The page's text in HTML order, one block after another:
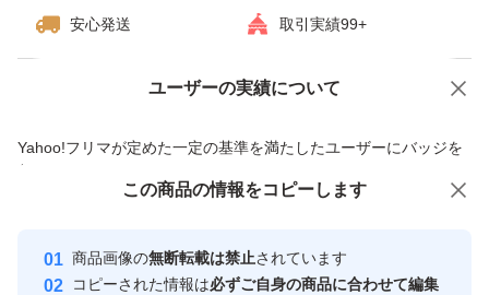
替刃ケース2つをまるっと緩衝材で包み
→PE袋にて密閉し
→硬めの袋に入れ発送致します
※替刃ケースの裏側、最初から空いている状態です
これらも全て新品でお包みします
安心発送 取引実績99+
ユーザーの実績について
Yahoo!フリマが定めた一定の基準を満たしたユーザーにバッジを
付与しています
安心取引出品者
心・安全なユーザーです
価格の相談 商品への質問
この商品の情報をコピーします
商品画像の無断転載は禁止されています
コピーされた情報は必ずご自身の商品に合わせて編集
この商品をみている人にオススメ